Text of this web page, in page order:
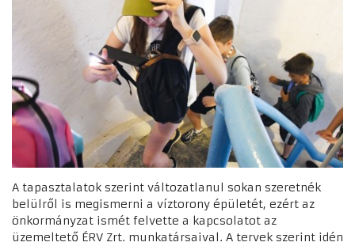
A tapasztalatok szerint változatlanul sokan szeretnék
belülről is megismerni a víztorony épületét, ezért az
önkormányzat ismét felvette a kapcsolatot az
üzemeltető ÉRV Zrt. munkatársaival. A tervek szerint idén